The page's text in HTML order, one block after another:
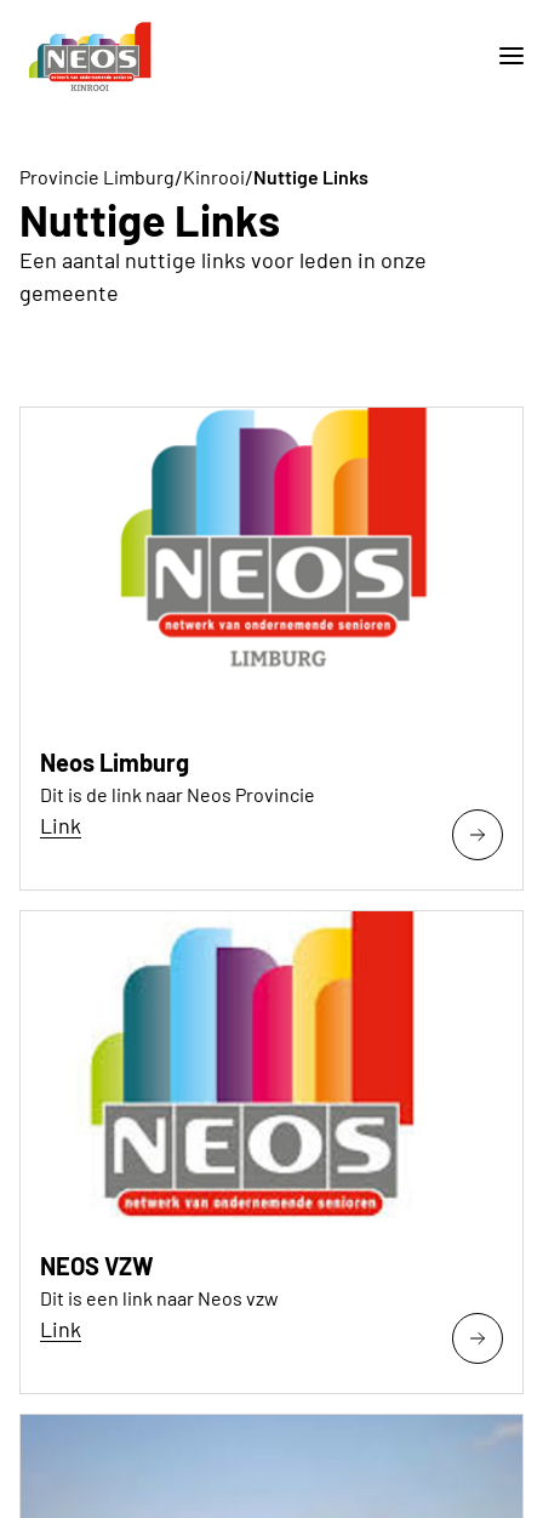
Provincie Limburg/Kinrooi/Nuttige Links
Nuttige Links
Een aantal nuttige links voor leden in onze
gemeente
Neos Limburg
Dit is de link naar Neos Provincie
Link
NEOS VZW
Dit is een link naar Neos vzw
Link